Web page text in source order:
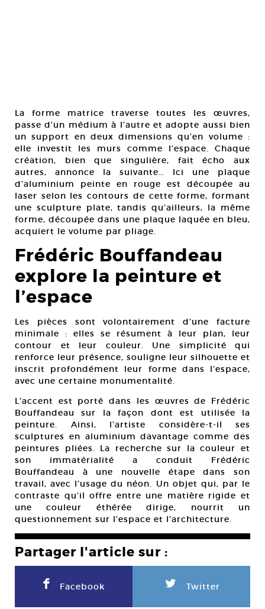
La forme matrice traverse toutes les œuvres,
passe d’un médium à l’autre et adopte aussi bien
un support en deux dimensions qu’en volume :
elle investit les murs comme l’espace. Chaque
création, bien que singulière, fait écho aux
autres, annonce la suivante… Ici une plaque
d’aluminium peinte en rouge est découpée au
laser selon les contours de cette forme, formant
une sculpture plate, tandis qu’ailleurs, la même
forme, découpée dans une plaque laquée en bleu,
acquiert le volume par pliage.
Frédéric Bouffandeau
explore la peinture et
l’espace
Les pièces sont volontairement d’une facture
minimale : elles se résument à leur plan, leur
contour et leur couleur. Une simplicité qui
renforce leur présence, souligne leur silhouette et
inscrit profondément leur forme dans l’espace,
avec une certaine monumentalité.
L’accent est porté dans les œuvres de Frédéric
Bouffandeau sur la façon dont est utilisée la
peinture. Ainsi, l’artiste considère-t-il ses
sculptures en aluminium davantage comme des
peintures pliées. La recherche sur la couleur et
son immatérialité a conduit Frédéric
Bouffandeau à une nouvelle étape dans son
travail, avec l’usage du néon. Un objet qui, par le
contraste qu’il offre entre une matière rigide et
une couleur éthérée dirige, nourrit un
questionnement sur l’espace et l’architecture.
Partager l'article sur :
F Facebook L Twitter